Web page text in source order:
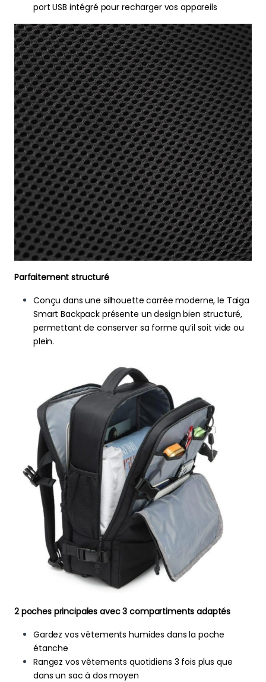
port USB intégré pour recharger vos appareils
Parfaitement structuré
Conçu dans une silhouette carrée moderne, le Taiga
Smart Backpack présente un design bien structuré,
permettant de conserver sa forme qu’il soit vide ou
plein.
2 poches principales avec 3 compartiments adaptés
Gardez vos vêtements humides dans la poche
étanche
Rangez vos vêtements quotidiens 3 fois plus que
dans un sac à dos moyen